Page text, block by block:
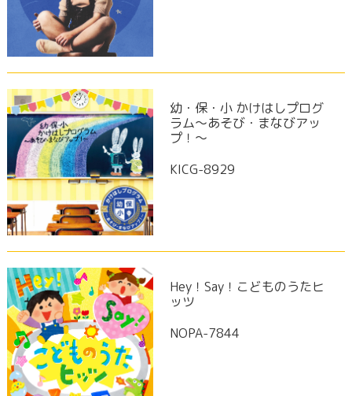
幼・保・小 かけはしプログ
ラム～あそび・まなびアッ
プ！～
KICG-8929
Hey！Say！こどものうたヒ
ッツ
NOPA-7844